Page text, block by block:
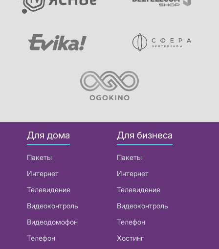
Для дома
Пакеты
Интернет
Телевидение
Видеоконтроль
Видеодомофон
Телефон
Для бизнеса
Пакеты
Интернет
Телевидение
Видеоконтроль
Телефон
Хостинг